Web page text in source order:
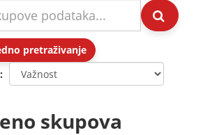
pretraživanje
skupova